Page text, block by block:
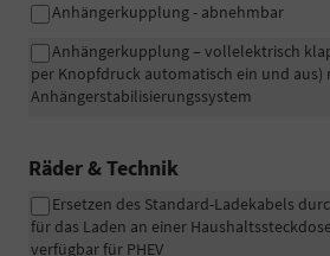
Anhängerkupplung - abnehmbar
Anhängerkupplung – vollelektrisch
per Knopfdruck automatisch ein und aus)
Anhängerstabilisierungssystem
Räder & Technik
Ersetzen des Standard-Ladekabels
für das Laden an einer
verfügbar für PHEV